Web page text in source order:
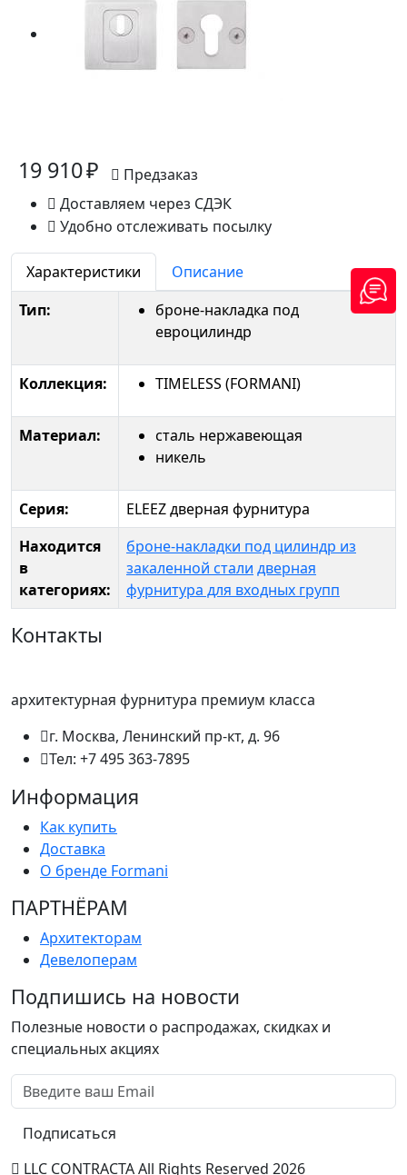
19 910 ₽
Предзаказ
Доставляем через СДЭК
Удобно отслеживать посылку
Характеристики
Описание
Тип:
броне-накладка под
евроцилиндр
Коллекция: TIMELESS (FORMANI)
Материал:
сталь нержавеющая
никель
Серия:
ELEEZ дверная фурнитура
Находится
в
категориях:
броне-накладки под цилиндр из
закаленной стали дверная
фурнитура для входных групп
Контакты
архитектурная фурнитура премиум класса
г. Москва, Ленинский пр-кт, д. 96
Тел: +7 495 363-7895
Информация
Как купить
Доставка
О бренде Formani
ПАРТНËРАМ
Архитекторам
Девелоперам
Подпишись на новости
Полезные новости о распродажах, скидках и
специальных акциях
Подписаться
LLC CONTRACTA All Rights Reserved 2026